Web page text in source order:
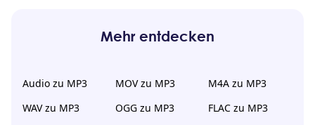
Mehr entdecken
Audio zu MP3 MOV zu MP3
M4A zu MP3
WAV zu MP3
OGG zu MP3
FLAC zu MP3